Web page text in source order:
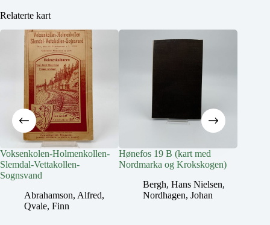
Relaterte kart
Voksenkolen-Holmenkollen-
Slemdal-Vettakollen-
Sognsvand
Abrahamson, Alfred,
Qvale, Finn
Hønefos 19 B (kart med
Nordmarka og Krokskogen)
Bergh, Hans Nielsen,
Nordhagen, Johan